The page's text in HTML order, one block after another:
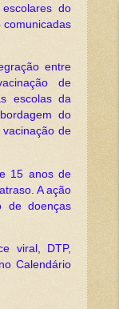
do
comunicadas
entre
de
escolas da
do
de
15 anos de
A ação
de doenças
viral, DTP,
Calendário